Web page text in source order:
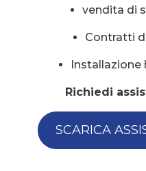
vendita di
Contratti
Richiedi
SCARICA